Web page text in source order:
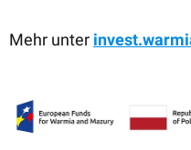
Mehr unter